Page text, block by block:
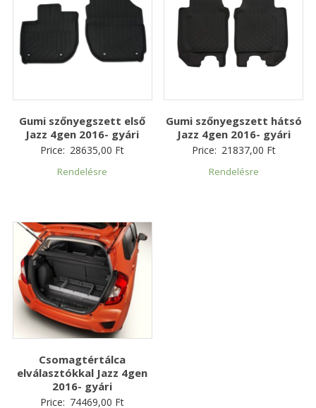
Gumi szőnyegszett első
Jazz 4gen 2016- gyári
Price: 28635,00 Ft
Rendelésre
Gumi szőnyegszett hátsó
Jazz 4gen 2016- gyári
Price: 21837,00 Ft
Rendelésre
Csomagtértálca
elválasztókkal Jazz 4gen
2016- gyári
Price: 74469,00 Ft